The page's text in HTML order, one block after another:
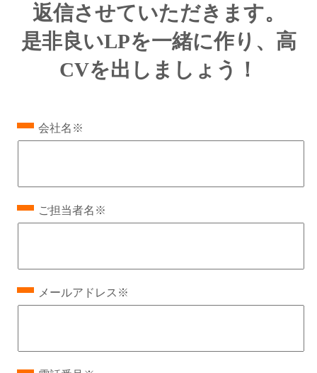
返信させていただきます。
是非良いLPを一緒に作り、高
CVを出しましょう！
会社名※
ご担当者名※
メールアドレス※